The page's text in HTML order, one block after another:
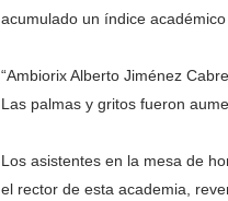
acumulado un índice
“Ambiorix Alberto Jiménez
Las palmas y gritos fueron
Los asistentes en la mesa de
el rector de esta academia,